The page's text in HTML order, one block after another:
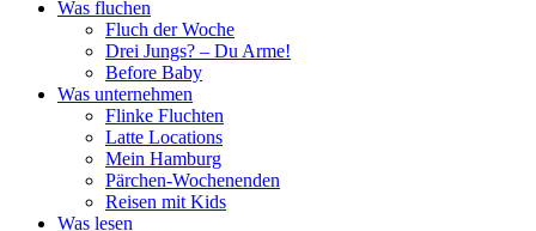
Was fluchen
Fluch der Woche
Drei Jungs? – Du Arme!
Before Baby
Was unternehmen
Flinke Fluchten
Latte Locations
Mein Hamburg
Pärchen-Wochenenden
Reisen mit Kids
Was lesen